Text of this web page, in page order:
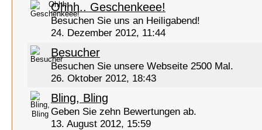
Ohhh.. Geschenkeee!
Besuchen Sie uns an Heiligabend!
24. Dezember 2012, 11:44
Besucher
Besuchen Sie unsere Webseite 2500 Mal.
26. Oktober 2012, 18:43
Bling, Bling
Geben Sie zehn Bewertungen ab.
13. August 2012, 15:59